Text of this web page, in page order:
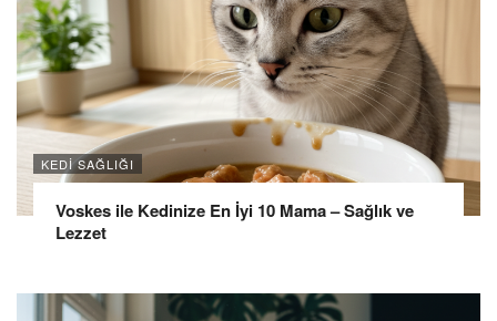
KEDI SAĞLIĞI
Voskes ile Kedinize En İyi 10 Mama – Sağlık ve
Lezzet